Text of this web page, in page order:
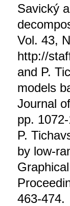
Savický
Vol. 43,
http://
and P.
models
Journal
pp.
P.
by low-
463-474.